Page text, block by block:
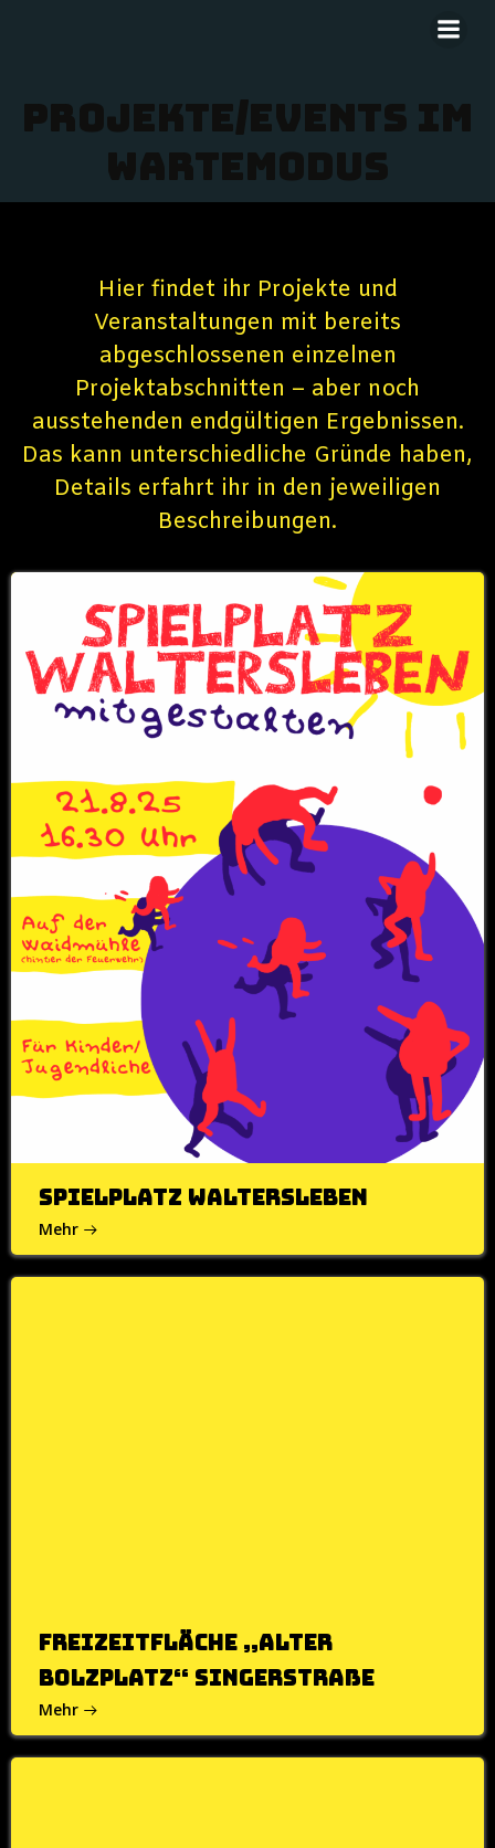
Projekte/Events im
Wartemodus
Hier findet ihr Projekte und
Veranstaltungen mit bereits
abgeschlossenen einzelnen
Projektabschnitten – aber noch
ausstehenden endgültigen Ergebnissen.
Das kann unterschiedliche Gründe haben,
Details erfahrt ihr in den jeweiligen
Beschreibungen.
Spielplatz Waltersleben
Mehr
Freizeitfläche „alter
Bolzplatz“ Singerstraße
Mehr